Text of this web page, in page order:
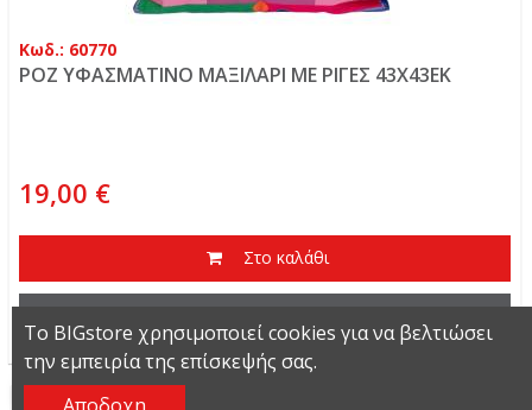
Κωδ.: 60770
ΡΟΖ ΥΦΑΣΜΑΤΙΝΟ ΜΑΞΙΛΑΡΙ ΜΕ ΡΙΓΕΣ 43Χ43ΕΚ
19,00 €
Στο καλάθι
Το BIGstore χρησιμοποιεί cookies για να βελτιώσει
την εμπειρία της επίσκεψής σας.